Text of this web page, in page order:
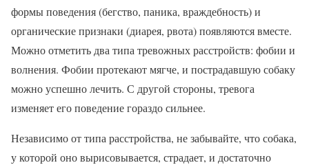
формы поведения (бегство, паника, враждебность) и
органические признаки (диарея, рвота) появляются вместе.
Можно отметить два типа тревожных расстройств: фобии и
волнения. Фобии протекают мягче, и пострадавшую собаку
можно успешно лечить. С другой стороны, тревога
изменяет его поведение гораздо сильнее.
Независимо от типа расстройства, не забывайте, что собака,
у которой оно вырисовывается, страдает, и достаточно